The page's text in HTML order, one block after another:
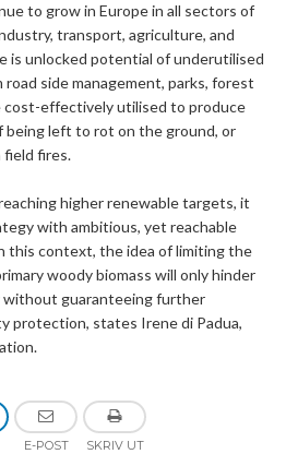
to grow in Europe in all sectors of
transport, agriculture, and
is unlocked potential of underutilised
road side management, parks, forest
cost-effectively utilised to produce
being left to rot on the ground, or
field fires.
higher renewable targets, it
with ambitious, yet reachable
this context, the idea of limiting the
woody biomass will only hinder
without guaranteeing further
protection, states Irene di Padua,
E-POST SKRIV UT